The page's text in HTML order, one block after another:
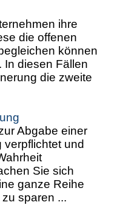
ihre
die offenen
können
In diesen Fällen
die zweite
Abgabe einer
und
Sie sich
ganze Reihe
sparen ...